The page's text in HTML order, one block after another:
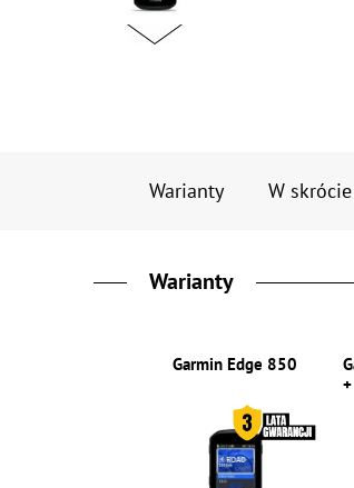
Warianty W skrócie
Warianty
Garmin Edge 850